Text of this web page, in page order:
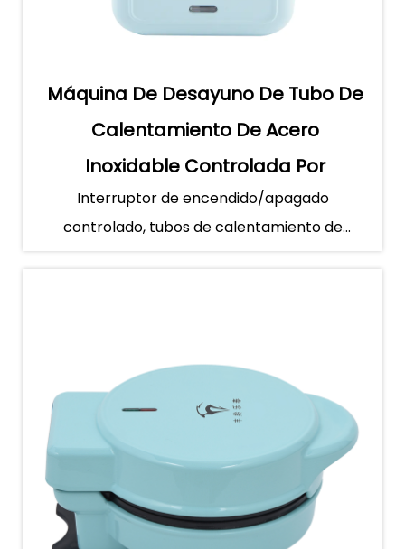
Máquina De Desayuno De Tubo De
Calentamiento De Acero
Inoxidable Controlada Por
Interruptor
Interruptor de encendido/apagado
controlado, tubos de calentamiento de